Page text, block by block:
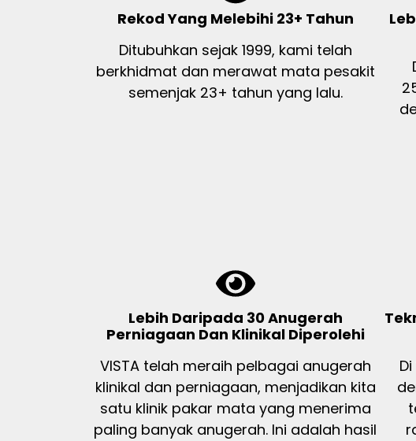
Rekod Yang Melebihi 23+ Tahun
Ditubuhkan sejak 1999, kami telah
berkhidmat dan merawat mata pesakit
semenjak 23+ tahun yang lalu.
Lebih Daripada 30 Anugerah
Perniagaan Dan Klinikal Diperolehi
VISTA telah meraih pelbagai anugerah
klinikal dan perniagaan, menjadikan kita
satu klinik pakar mata yang menerima
paling banyak anugerah. Ini adalah hasil